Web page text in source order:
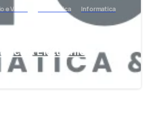
e Video Elettronica
Informatica
& Elettronica